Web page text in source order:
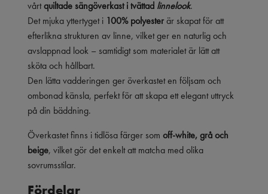
vårtquiltade sängöverkast i tvättad linnelook.
Det mjuka yttertyget i 100% polyesterär skapat för att
efterlikna strukturen av linne, vilket ger en naturlig och
avslappnad look – samtidigt som materialet är lätt att
sköta och hållbart.
Den lätta vadderingen ger överkastet en följsam och
ombonad känsla, perfekt för att skapa ett elegant uttryck
på din bäddning.
Överkastet finns i tidlösa färger som off-white, grå och
beige, vilket gör det enkelt att matcha med olika
sovrumsstilar.
Fördelar